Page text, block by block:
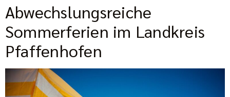
Abwechslungsreiche
Sommerferien im Landkreis
Pfaffenhofen